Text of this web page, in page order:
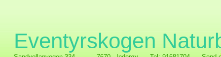
Eventyrskogen